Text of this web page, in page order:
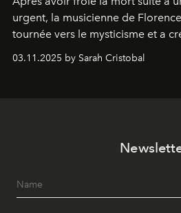
urgent, la musicienne de
tournée vers le mysticisme et a
l'un de ses albums les plus
03.11.2025 by Sarah Cristobal